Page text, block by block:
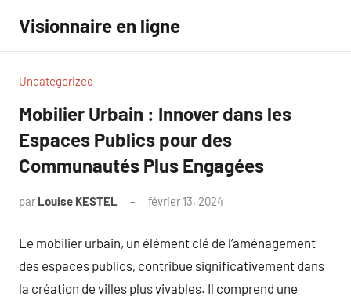
contenu
Visionnaire en ligne
Uncategorized
Mobilier Urbain : Innover dans les
Espaces Publics pour des
Communautés Plus Engagées
par Louise KESTEL février 13, 2024
Le mobilier urbain, un élément clé de l’aménagement
des espaces publics, contribue significativement dans
la création de villes plus vivables. Il comprend une